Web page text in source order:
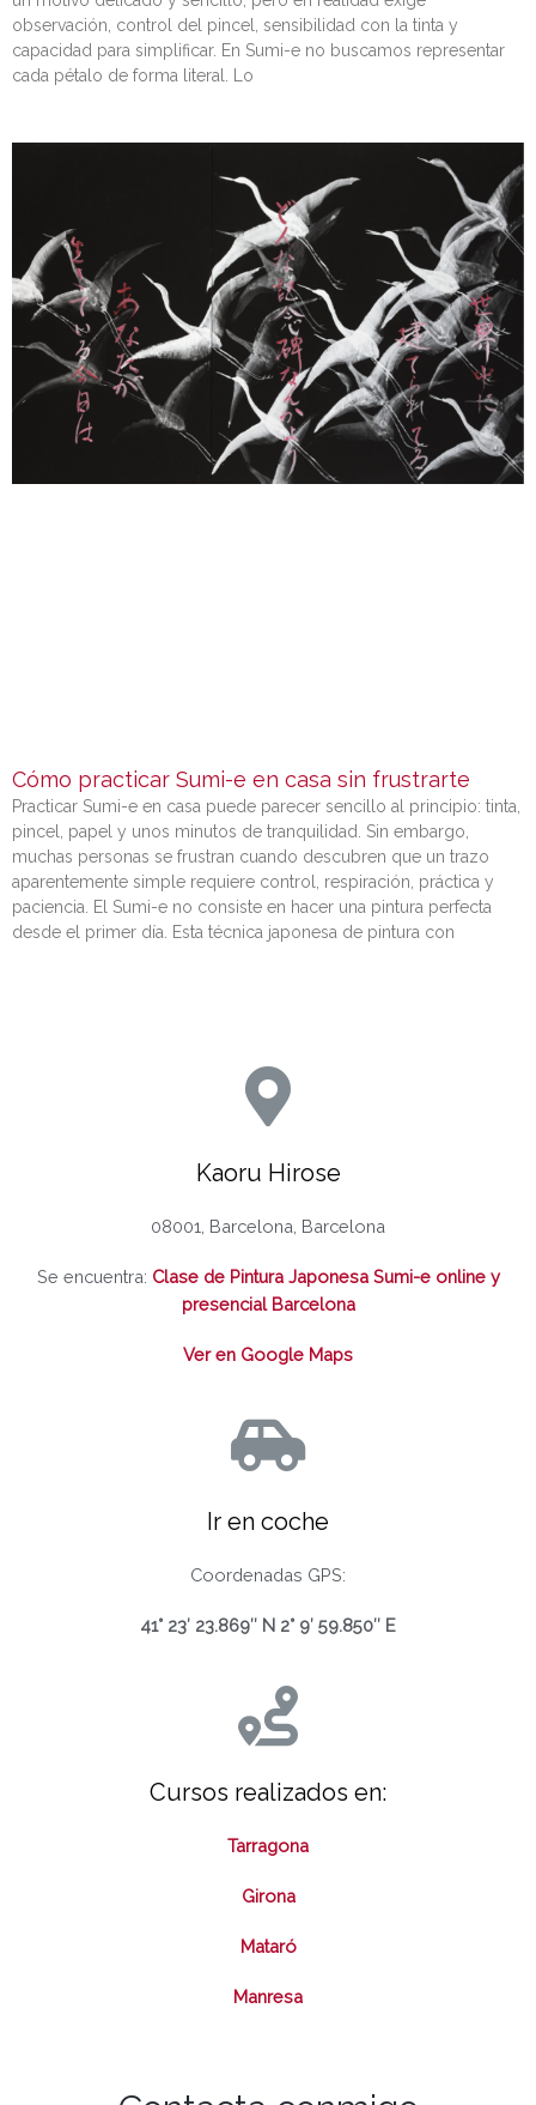
observación, control del pincel, sensibilidad con la tinta y
capacidad para simplificar. En Sumi-e no buscamos representar
cada pétalo de forma literal. Lo
Cómo practicar Sumi-e en casa sin frustrarte
Practicar Sumi-e en casa puede parecer sencillo al principio: tinta,
pincel, papel y unos minutos de tranquilidad. Sin embargo,
muchas personas se frustran cuando descubren que un trazo
aparentemente simple requiere control, respiración, práctica y
paciencia. El Sumi-e no consiste en hacer una pintura perfecta
desde el primer día. Esta técnica japonesa de pintura con
Kaoru Hirose
08001, Barcelona, Barcelona
Se encuentra: Clase de Pintura Japonesa Sumi-e online y
presencial Barcelona
Ver en Google Maps
Ir en coche
Coordenadas GPS:
41° 23′ 23.869″ N 2° 9′ 59.850″ E
Cursos realizados en:
Tarragona
Girona
Mataró
Manresa